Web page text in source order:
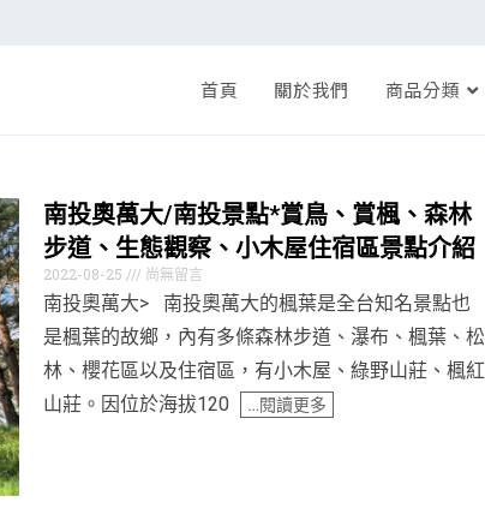
首頁 關於我們 商品分類
南投奧萬大/南投景點*賞鳥、賞楓、森林
步道、生態觀察、小木屋住宿區景點介紹
2022-08-25 尚無留言
南投奧萬大> 南投奧萬大的楓葉是全台知名景點也
是楓葉的故鄉，內有多條森林步道、瀑布、楓葉、松
林、櫻花區以及住宿區，有小木屋、綠野山莊、楓紅
山莊。因位於海拔120
…閱讀更多